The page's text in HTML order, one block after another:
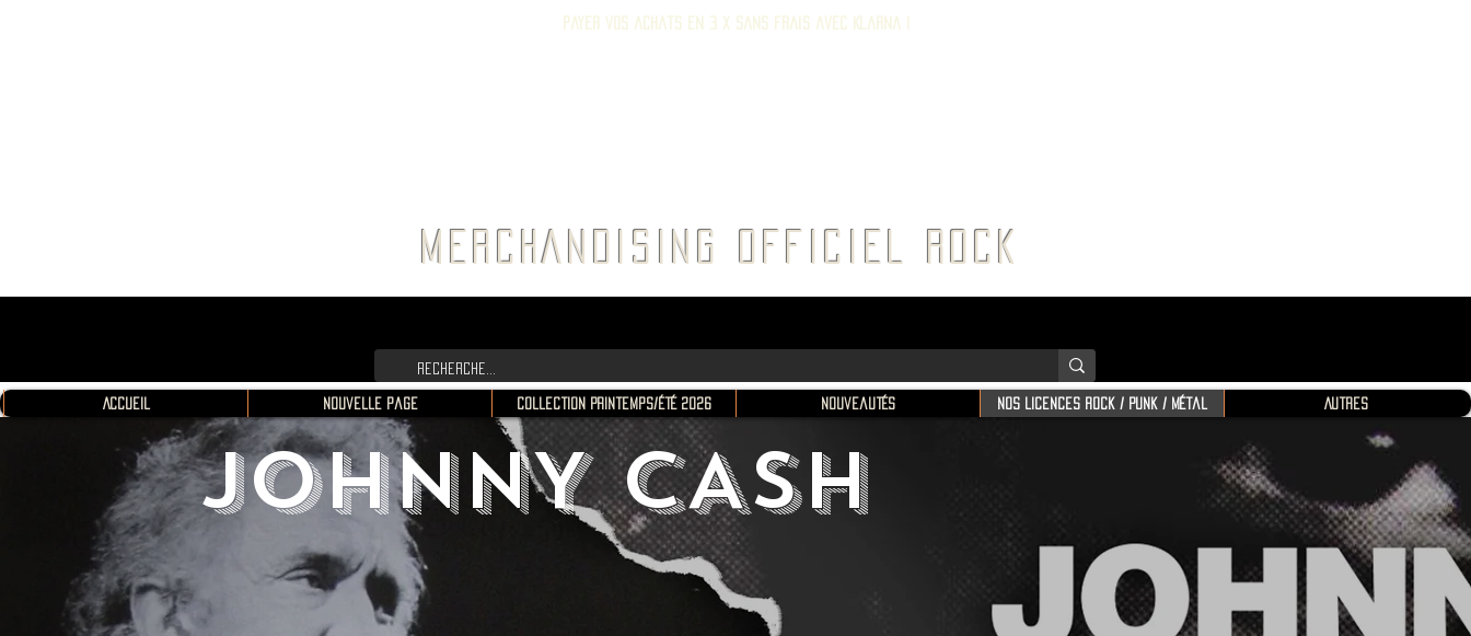
Payer vos achats en 3 x sans frais avec Klarna !
MERCHANDISING OFFICIEL ROCK
Accueil Nouvelle page Collection Printemps/Été 2026 Nouveautés Nos Licences Rock / Punk / Métal Autres
JOHNNY CASH